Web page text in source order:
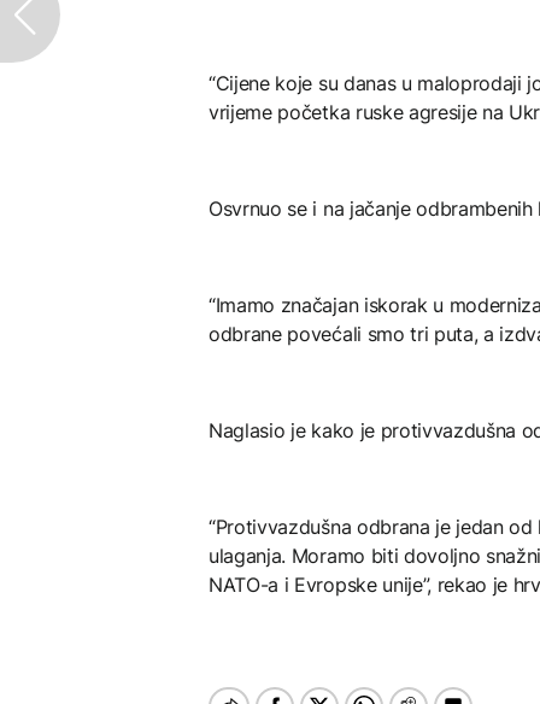
“Cijene koje su danas u maloprodaji
vrijeme početka ruske agresije na
Osvrnuo se i na jačanje
“Imamo značajan iskorak u
odbrane povećali smo tri puta, a
Naglasio je kako je protivvazdušna
“Protivvazdušna odbrana je jedan
ulaganja. Moramo biti dovoljno
NATO-a i Evropske unije”, rekao je